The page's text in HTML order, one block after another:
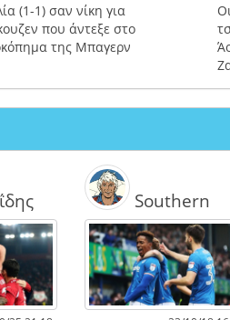
(1-1) σαν νίκη για
που άντεξε στο
της Μπαγερν
Southern